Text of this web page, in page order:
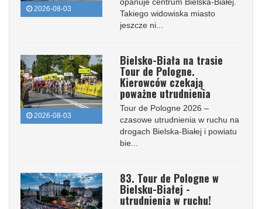
2026-08-03
Takiego widowiska miasto
jeszcze ni...
2026-08-03
Bielsko-Biała na trasie
Tour de Pologne.
Kierowców czekają
poważne utrudnienia
Tour de Pologne 2026 –
czasowe utrudnienia w ruchu na
drogach Bielska-Białej i powiatu
bie...
83. Tour de Pologne w
Bielsku-Białej -
utrudnienia w ruchu!